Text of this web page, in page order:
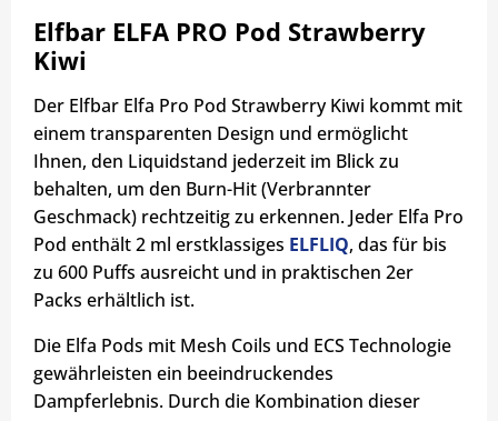
Elfbar ELFA PRO Pod Strawberry
Kiwi
Der Elfbar Elfa Pro Pod Strawberry Kiwi kommt mit
einem transparenten Design und ermöglicht
Ihnen, den Liquidstand jederzeit im Blick zu
behalten, um den Burn-Hit (Verbrannter
Geschmack) rechtzeitig zu erkennen. Jeder Elfa Pro
Pod enthält 2 ml erstklassiges ELFLIQ, das für bis
zu 600 Puffs ausreicht und in praktischen 2er
Packs erhältlich ist.
Die Elfa Pods mit Mesh Coils und ECS Technologie
gewährleisten ein beeindruckendes
Dampferlebnis. Durch die Kombination dieser